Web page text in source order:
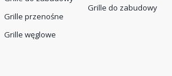
Grille przenośne
Grille węglowe
Grille do zabudowy